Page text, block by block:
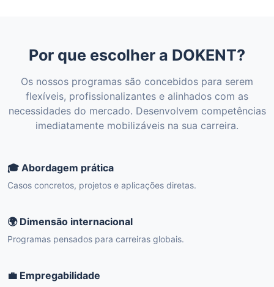
Por que escolher a DOKENT?
Os nossos programas são concebidos para serem
flexíveis, profissionalizantes e alinhados com as
necessidades do mercado. Desenvolvem competências
imediatamente mobilizáveis na sua carreira.
🎓 Abordagem prática
Casos concretos, projetos e aplicações diretas.
🌍 Dimensão internacional
Programas pensados para carreiras globais.
💼 Empregabilidade